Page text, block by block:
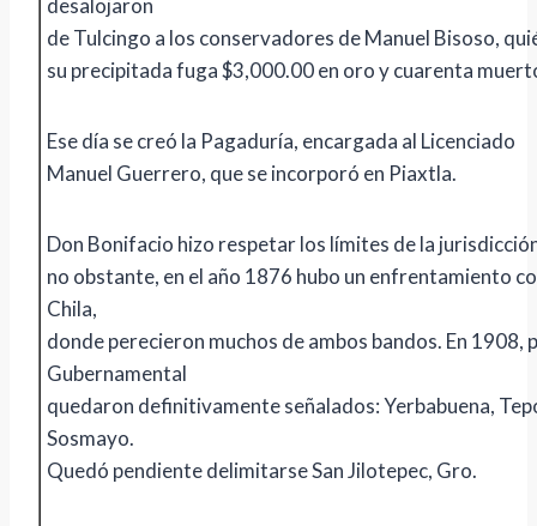
desalojaron
de Tulcingo a los conservadores de Manuel Bisoso,
su precipitada fuga $3,000.00 en oro y cuarenta
Ese día se creó la Pagaduría, encargada al Licenciado
Manuel Guerrero, que se incorporó en Piaxtla.
Don Bonifacio hizo respetar los límites de la
no obstante, en el año 1876 hubo un enfrentamiento
Chila,
donde perecieron muchos de ambos bandos. En 1908,
Gubernamental
quedaron definitivamente señalados: Yerbabuena,
Sosmayo.
Quedó pendiente delimitarse San Jilotepec, Gro.